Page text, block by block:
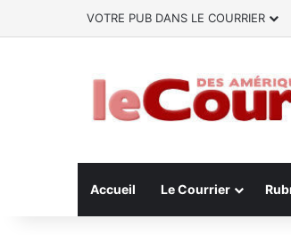
VOTRE PUB DANS LE COURRIER
Accueil Le Courrier